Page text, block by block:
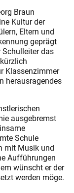
Braun
Kultur der
Eltern und
geprägt
das
Klassenzimmer
herausragendes
ausgebremst
Schule
mit Musik und
Aufführungen
wünscht er der
werden möge.